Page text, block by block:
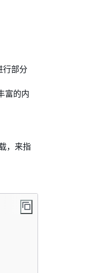
行部分
富的内
，来指